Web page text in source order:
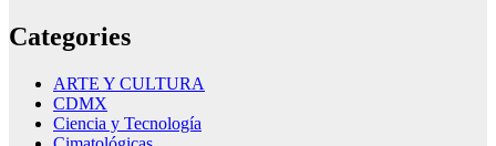
Categories
ARTE Y CULTURA
CDMX
Ciencia y Tecnología